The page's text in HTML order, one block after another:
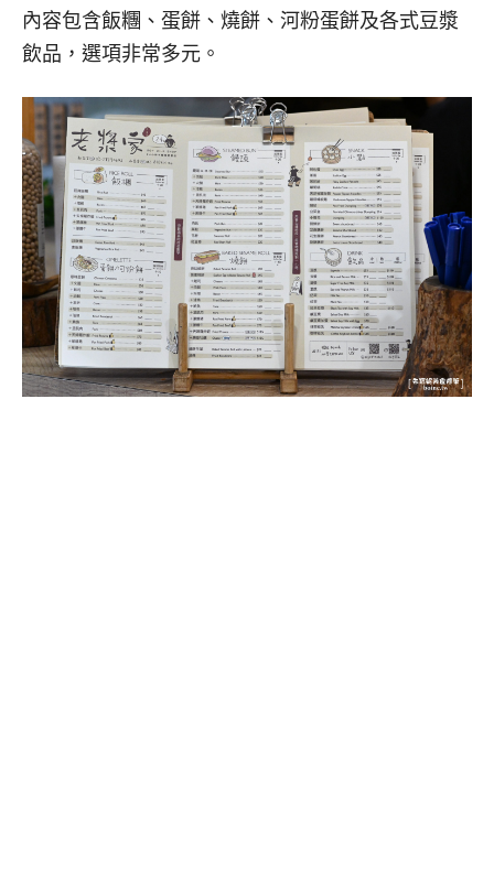
內容包含飯糰、蛋餅、燒餅、河粉蛋餅及各式豆漿
飲品，選項非常多元。